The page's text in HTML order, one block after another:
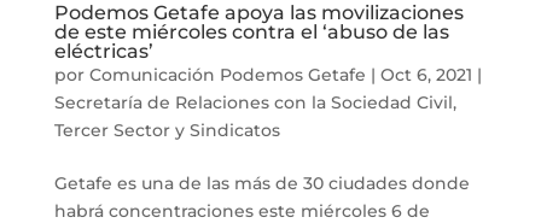
Podemos Getafe apoya las movilizaciones
de este miércoles contra el ‘abuso de las
eléctricas’
por Comunicación Podemos Getafe | Oct 6, 2021 |
Secretaría de Relaciones con la Sociedad Civil,
Tercer Sector y Sindicatos
Getafe es una de las más de 30 ciudades donde
habrá concentraciones este miércoles 6 de